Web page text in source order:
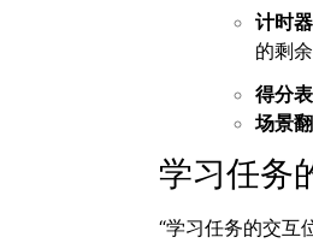
计时器
的剩
得分表
场景
学习任务
“学习任务的交互